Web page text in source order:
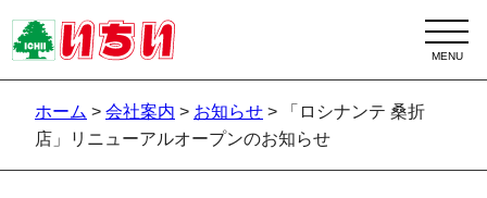
ホーム > 会社案内 > お知らせ >
「ロシナンテ 桑折
店」リニューアルオープンのお知らせ